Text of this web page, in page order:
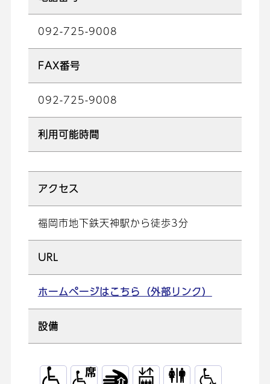
092-725-9008
FAX番号
092-725-9008
利用可能時間
アクセス
福岡市地下鉄天神駅から徒歩3分
URL
ホームページはこちら（外部リンク）
設備